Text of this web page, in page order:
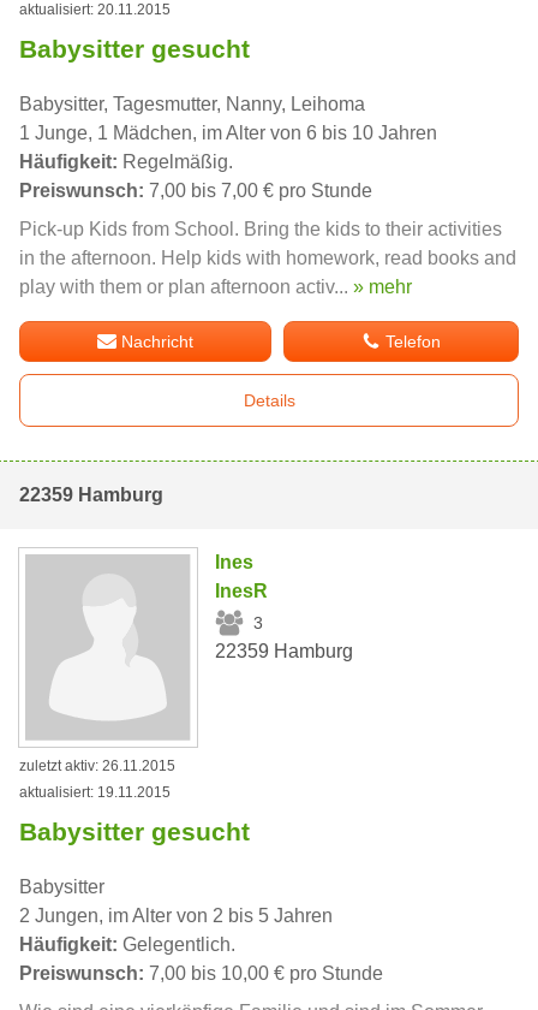
aktualisiert: 20.11.2015
Babysitter gesucht
Babysitter, Tagesmutter, Nanny, Leihoma
1 Junge, 1 Mädchen, im Alter von 6 bis 10 Jahren
Häufigkeit: Regelmäßig.
Preiswunsch: 7,00 bis 7,00 € pro Stunde
Pick-up Kids from School. Bring the kids to their activities
in the afternoon. Help kids with homework, read books and
play with them or plan afternoon activ... » mehr
Nachricht Telefon
Details
22359 Hamburg
Ines
InesR
3
22359 Hamburg
zuletzt aktiv: 26.11.2015
aktualisiert: 19.11.2015
Babysitter gesucht
Babysitter
2 Jungen, im Alter von 2 bis 5 Jahren
Häufigkeit: Gelegentlich.
Preiswunsch: 7,00 bis 10,00 € pro Stunde